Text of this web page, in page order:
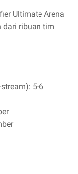
Ultimate Arena
dari ribuan tim
5-6